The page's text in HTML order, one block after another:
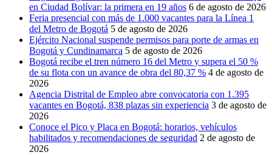
en Ciudad Bolívar: la primera en 19 años 6 de agosto de 2026
Feria presencial con más de 1.000 vacantes para la Línea 1
del Metro de Bogotá 5 de agosto de 2026
Ejército Nacional suspende permisos para porte de armas en
Bogotá y Cundinamarca 5 de agosto de 2026
Bogotá recibe el tren número 16 del Metro y supera el 50 %
de su flota con un avance de obra del 80,37 % 4 de agosto de
2026
Agencia Distrital de Empleo abre convocatoria con 1.395
vacantes en Bogotá, 838 plazas sin experiencia 3 de agosto de
2026
Conoce el Pico y Placa en Bogotá: horarios, vehículos
habilitados y recomendaciones de seguridad 2 de agosto de
2026